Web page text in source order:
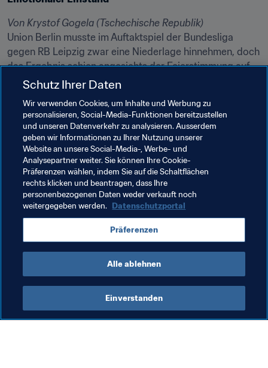
Von Krystof Gogela (Tschechische Republik)
Union Berlin musste im Auftaktspiel der Bundesliga
gegen RB Leipzig zwar eine Niederlage hinnehmen, doch
das Ergebnis schien angesichts der Feierstimmung auf
den Rängen zweitrangig zu sein. Schließlich war dies das
mynameistofik machte uns darauf aufmerksam, dass die
Fans auf den Tribünen Plakate mit Fotos von über 450
verstorbenen Union-Fans in die Höhe hielten, um diesen
symbolisch die Möglichkeit zu geben, beim Bundesliga-
Debüt dabei zu sein.
FIFA.COM
"Endlich dabei" in der Bundesliga
Schutz Ihrer Daten
Wir verwenden Cookies, um Inhalte und Werbung zu
personalisieren, Social-Media-Funktionen bereitzustellen
und unseren Datenverkehr zu analysieren. Ausserdem
geben wir Informationen zu Ihrer Nutzung unserer
Website an unsere Social-Media-, Werbe- und
Analysepartner weiter. Sie können Ihre Cookie-
Präferenzen wählen, indem Sie auf die Schaltflächen
rechts klicken und beantragen, dass Ihre
personenbezogenen Daten weder verkauft noch
weitergegeben werden. Datenschutzportal
Präferenzen
Alle ablehnen
Einverstanden